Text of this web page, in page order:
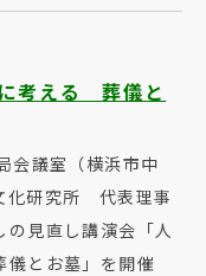
考える 葬儀と
会議室（横浜市中
化研究所 代表理事
見直し講演会「人
儀とお墓」を開催